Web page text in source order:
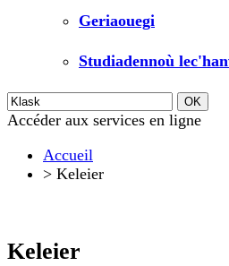
Geriaouegi
Studiadennoù
Accéder aux services en ligne
Accueil
> Keleier
Keleier